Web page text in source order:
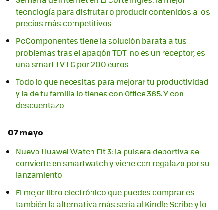
tecnología para disfrutar o producir contenidos a los
precios más competitivos
PcComponentes tiene la solución barata a tus
problemas tras el apagón TDT: no es un receptor, es
una smart TV LG por 200 euros
Todo lo que necesitas para mejorar tu productividad
y la de tu familia lo tienes con Office 365. Y con
descuentazo
07 mayo
Nuevo Huawei Watch Fit 3: la pulsera deportiva se
convierte en smartwatch y viene con regalazo por su
lanzamiento
El mejor libro electrónico que puedes comprar es
también la alternativa más seria al Kindle Scribe y lo